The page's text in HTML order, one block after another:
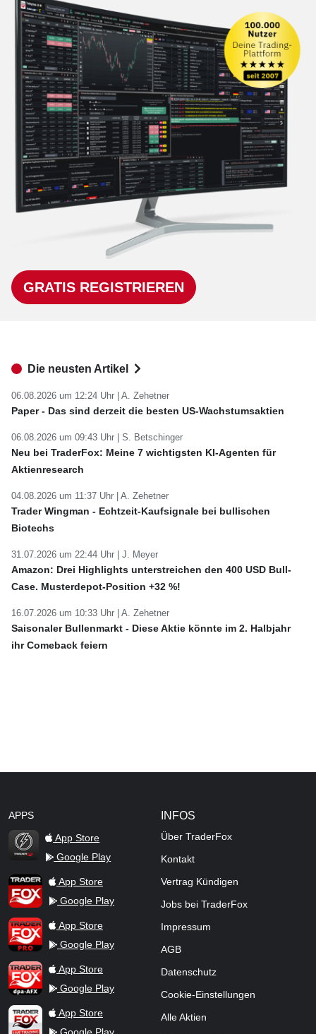
GRATIS REGISTRIEREN
Die neusten Artikel
06.08.2026 um 12:24 Uhr | A. Zehetner
Paper - Das sind derzeit die besten US-Wachstumsaktien
06.08.2026 um 09:43 Uhr | S. Betschinger
Neu bei TraderFox: Meine 7 wichtigsten KI-Agenten für
Aktienresearch
04.08.2026 um 11:37 Uhr | A. Zehetner
Trader Wingman - Echtzeit-Kaufsignale bei bullischen
Biotechs
31.07.2026 um 22:44 Uhr | J. Meyer
Amazon: Drei Highlights unterstreichen den 400 USD Bull-
Case. Musterdepot-Position +32 %!
16.07.2026 um 10:33 Uhr | A. Zehetner
Saisonaler Bullenmarkt - Diese Aktie könnte im 2. Halbjahr
ihr Comeback feiern
APPS
TraderFox Flash
App Store
Google Play
TraderFox AppApp Store
Google Play
TraderFox ProApp Store
Google Play
TraderFox dpa-AFX ProFeed
App Store
Google Play
TraderFox Live Trading
App Store
Google Play
INFOS
Über TraderFox
Kontakt
Vertrag Kündigen
Jobs bei TraderFox
Impressum
AGB
Datenschutz
Cookie-Einstellungen
Alle Aktien